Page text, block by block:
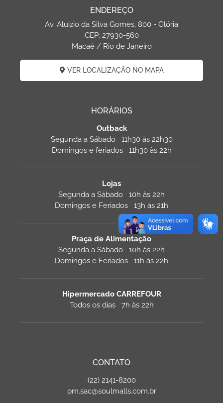
ENDEREÇO
Av. Aluizio da Silva Gomes, 800 - Glória
CEP: 27930-560
Macaé / Rio de Janeiro
VER LOCALIZAÇÃO NO MAPA
HORÁRIOS
Outback
Segunda a Sábado 11h30 às 22h30
Domingos e feriados 11h30 às 22h
Lojas
Segunda a Sábado 10h às 22h
Domingos e Feriados 13h às 21h
Praça de Alimentação
Segunda a Sábado 10h às 22h
Domingos e Feriados 11h às 22h
Hipermercado CARREFOUR
Todos os dias 7h às 22h
CONTATO
(22) 2141-8200
pm.sac@soulmalls.com.br